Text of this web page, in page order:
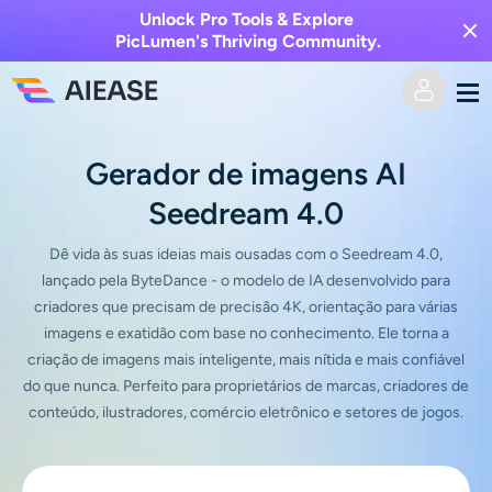
Unlock Pro Tools & Explore
PicLumen's Thriving Community.
Texto para vídeo
Imagem para vídeo
Efeitos de vídeo
Efeitos de vídeo
Imagem AI
Imagem para imagem
Ferramentas de IA
Precificação
Gerador de imagens AI
Seedream 4.0
Dê vida às suas ideias mais ousadas com o Seedream 4.0,
lançado pela ByteDance - o modelo de IA desenvolvido para
criadores que precisam de precisão 4K, orientação para várias
imagens e exatidão com base no conhecimento. Ele torna a
criação de imagens mais inteligente, mais nítida e mais confiável
do que nunca. Perfeito para proprietários de marcas, criadores de
conteúdo, ilustradores, comércio eletrônico e setores de jogos.